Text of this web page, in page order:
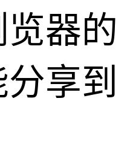
器的
享到